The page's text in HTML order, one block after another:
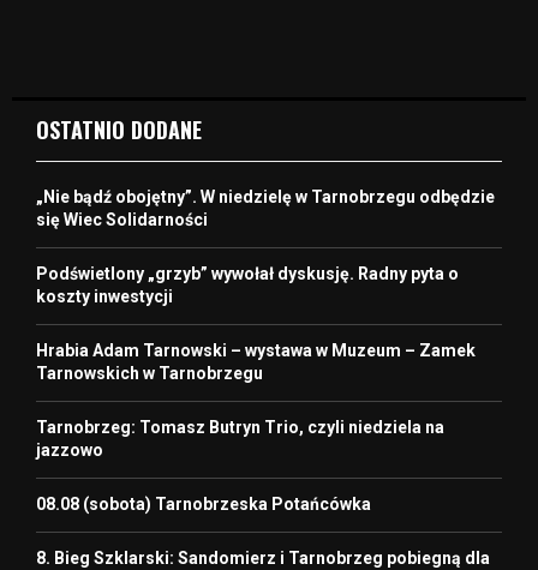
OSTATNIO DODANE
„Nie bądź obojętny”. W niedzielę w Tarnobrzegu odbędzie
się Wiec Solidarności
Podświetlony „grzyb” wywołał dyskusję. Radny pyta o
koszty inwestycji
Hrabia Adam Tarnowski – wystawa w Muzeum – Zamek
Tarnowskich w Tarnobrzegu
Tarnobrzeg: Tomasz Butryn Trio, czyli niedziela na
jazzowo
08.08 (sobota) Tarnobrzeska Potańcówka
8. Bieg Szklarski: Sandomierz i Tarnobrzeg pobiegną dla